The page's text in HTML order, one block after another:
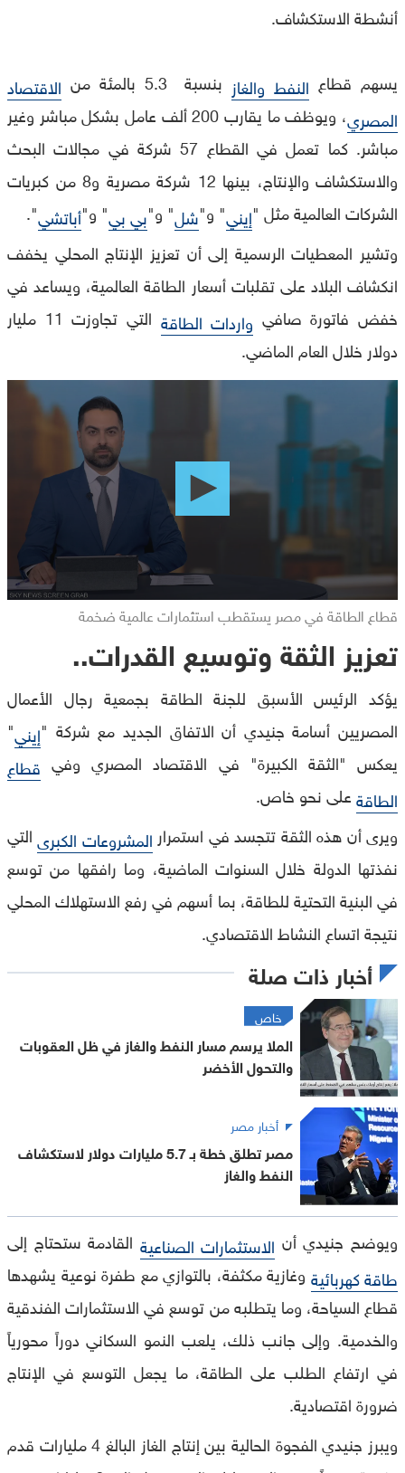
أنشطة الاستكشاف.
يسهم قطاع النفط والغاز بنسبة 5.3 بالمئة من
الاقتصاد
المصري
، ويوظف ما يقارب 200 ألف عامل بشكل مباشر وغير
مباشر. كما تعمل في القطاع 57 شركة في مجالات البحث
والاستكشاف والإنتاج، بينها 12 شركة مصرية و8 من كبريات
الشركات العالمية مثل "إيني" و"شل" و"بي بي" و"أباتشي".
وتشير المعطيات الرسمية إلى أن تعزيز الإنتاج المحلي يخفف
انكشاف البلاد على تقلبات أسعار الطاقة العالمية، ويساعد في
خفض فاتورة صافي واردات الطاقة
التي تجاوزت 11 مليار
دولار خلال العام الماضي.
seconds
seconds
قطاع الطاقة في مصر يستقطب استثمارات عالمية ضخمة
تعزيز الثقة وتوسيع القدرات..
يؤكد الرئيس الأسبق للجنة الطاقة بجمعية رجال الأعمال
المصريين أسامة جنيدي أن الاتفاق الجديد مع شركة "إيني"
يعكس "الثقة الكبيرة" في الاقتصاد المصري وفي قطاع
الطاقةعلى نحو خاص.
ويرى أن هذه الثقة تتجسد في استمرار المشروعات الكبرى التي
نفذتها الدولة خلال السنوات الماضية، وما رافقها من توسع
في البنية التحتية للطاقة، بما أسهم في رفع الاستهلاك المحلي
نتيجة اتساع النشاط الاقتصادي.
أخبار ذات صلة
خاص
الملا يرسم مسار النفط والغاز في ظل العقوبات
والتحول الأخضر
أخبار مصر
مصر تطلق خطة بـ 5.7 مليارات دولار لاستكشاف
النفط والغاز
ويوضح جنيدي أن الاستثمارات الصناعية القادمة ستحتاج إلى
طاقة كهربائية وغازية مكثفة، بالتوازي مع طفرة نوعية يشهدها
قطاع السياحة، وما يتطلبه من توسع في الاستثمارات الفندقية
والخدمية. وإلى جانب ذلك، يلعب النمو السكاني دوراً محورياً
في ارتفاع الطلب على الطاقة، ما يجعل التوسع في الإنتاج
ضرورة اقتصادية.
ويبرز جنيدي الفجوة الحالية بين إنتاج الغاز البالغ 4 مليارات قدم